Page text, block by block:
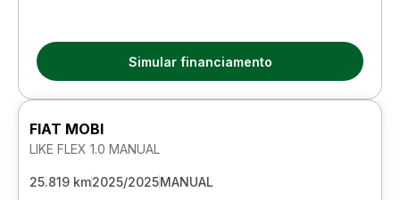
Simular financiamento
FIAT MOBI
LIKE FLEX 1.0 MANUAL
25.819 km2025/2025MANUAL